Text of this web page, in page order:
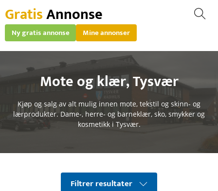
GratisAnnonse
Ny gratis annonse Mine annonser
Mote og klær,Tysvær
Kjøp og salg av alt mulig innen mote, tekstil og skinn- og
lærprodukter. Dame-, herre- og barneklær, sko, smykker og
kosmetikk i Tysvær.
Filtrer resultater